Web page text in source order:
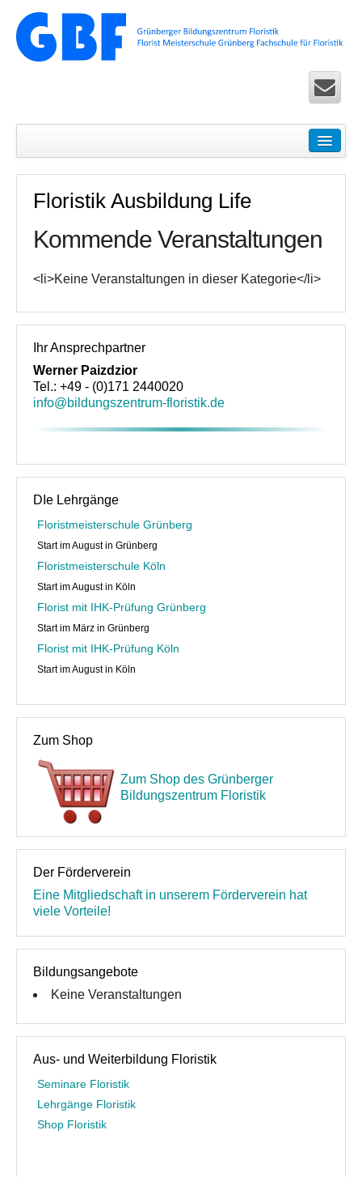
Seminare
Floristik Pur – Basic-Seminare für Einsteiger
Ausbildung Life – Überbetriebliche Seminare in Köln
Floristik Event
Floristik Verkauf
Floristik Business
Buchungen
Lehrgänge
Floristmeisterlehrgäng der GBF in Grünberg und in
Florist mit IHK-Prüfung in Grünberg
Floristlehrgang mit IHK-Prüfung in Köln
flowerARTinternational
Wir über uns
Über uns
Unsere Philosophie
Partner und Empfehlungen
Kontakt
Floristik Ausbildung Life
Kommende Veranstaltungen
<li>Keine Veranstaltungen in dieser Kategorie</li>
Ihr Ansprechpartner
Werner Paizdzior
Tel.: +49 - (0)171 2440020
info@bildungszentrum-floristik.de
DIe Lehrgänge
Floristmeisterschule Grünberg
Start im August in Grünberg
Floristmeisterschule Köln
Start im August in Köln
Florist mit IHK-Prüfung Grünberg
Start im März in Grünberg
Florist mit IHK-Prüfung Köln
Start im August in Köln
Zum Shop
Zum Shop des Grünberger
Bildungszentrum Floristik
Der Förderverein
Eine Mitgliedschaft in unserem Förderverein hat
viele Vorteile!
Bildungsangebote
Keine Veranstaltungen
Aus- und Weiterbildung Floristik
Seminare Floristik
Lehrgänge Floristik
Shop Floristik